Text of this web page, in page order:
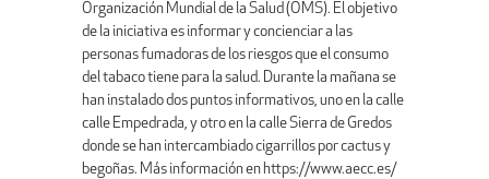
Organización Mundial de la Salud (OMS). El objetivo
de la iniciativa es informar y concienciar a las
personas fumadoras de los riesgos que el consumo
del tabaco tiene para la salud. Durante la mañana se
han instalado dos puntos informativos, uno en la calle
calle Empedrada, y otro en la calle Sierra de Gredos
donde se han intercambiado cigarrillos por cactus y
begoñas. Más información en https://www.aecc.es/